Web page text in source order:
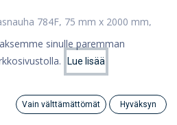
Lisää ostoskoriin
Category
784F, 75 mm x 2000 mm,
sinulle paremman
Lue lisää
Vain välttämättömät Hyväksyn